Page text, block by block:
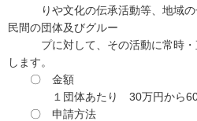
りや文化の伝承活動等、地域の
民間の団体及びグルー
プに対して、その活動に常時・
します。
〇 金額
１団体あたり 30万円から60万
〇 申請方法